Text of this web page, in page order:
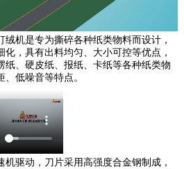
机是专为撕碎各种纸类物料而设计，
，具有出料均匀、大小可控等优点，
纸、硬皮纸、报纸、卡纸等各种纸类物
低噪音等特点。
驱动，刀片采用高强度合金钢制成，